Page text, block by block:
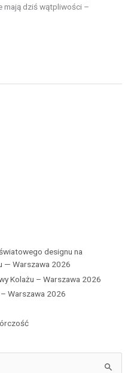
designu na
— Warszawa 2026
Kolażu – Warszawa 2026
Warszawa 2026
mają dziś wątpliwości –